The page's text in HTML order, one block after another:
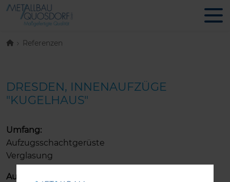
Referenzen
DRESDEN, INNENAUFZÜGE
"KUGELHAUS"
Umfang:
Aufzugsschachtgerüste
Verglasung
Auftraggeber: